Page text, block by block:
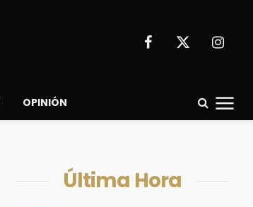
Facebook
X
OPINIÓN
Última Hora